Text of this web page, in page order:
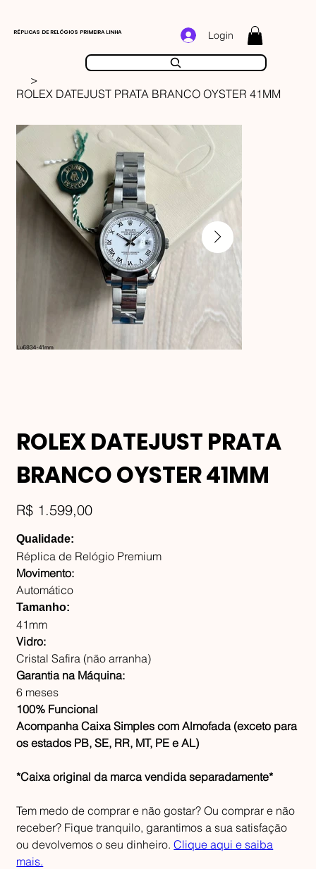
RÉPLICAS DE RELÓGIOS PRIMEIRA LINHA Login
>
ROLEX DATEJUST PRATA BRANCO OYSTER 41MM
ROLEX DATEJUST PRATA
BRANCO OYSTER 41MM
Preço
R$ 1.599,00
Qualidade:
Réplica de Relógio Premium
Movimento:
Automático
Tamanho:
41mm
Vidro:
Cristal Safira (não arranha)
Garantia na Máquina:
6 meses
100% Funcional
Acompanha Caixa Simples com Almofada (exceto para
os estados PB, SE, RR, MT, PE e AL)
*Caixa original da marca vendida separadamente*
Tem medo de comprar e não gostar? Ou comprar e não
receber? Fique tranquilo, garantimos a sua satisfação
ou devolvemos o seu dinheiro.Clique aqui e saiba
mais.